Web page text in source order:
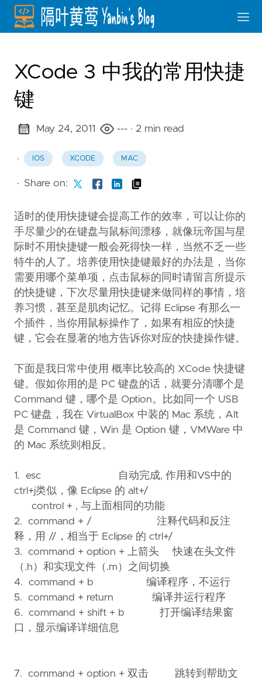
XCode 3 中我的常用快捷
键
May 24, 2011 --- · 2 min read
· IOS XCODE MAC
· Share on:
适时的使用快捷键会提高工作的效率，可以让你的
手尽量少的在键盘与鼠标间漂移，就像玩帝国与星
际时不用快捷键一般会死得快一样，当然不乏一些
特牛的人了。培养使用快捷键最好的办法是，当你
需要用哪个菜单项，点击鼠标的同时请留言所提示
的快捷键，下次尽量用快捷键来做同样的事情，培
养习惯，甚至是肌肉记忆。记得 Eclipse 有那么一
个插件，当你用鼠标操作了，如果有相应的快捷
键，它会在显著的地方告诉你对应的快捷操作键。
下面是我日常中使用 概率比较高的 XCode 快捷键
键。假如你用的是 PC 键盘的话，就要分清哪个是
Command 键，哪个是 Option。比如同一个 USB
PC 键盘，我在 VirtualBox 中装的 Mac 系统，Alt
是 Command 键，Win 是 Option 键，VMWare 中
的 Mac 系统则相反。
1. esc 自动完成, 作用和VS中的
ctrl+j类似，像 Eclipse 的 alt+/
control + , 与上面相同的功能
2. command + / 注释代码和反注
释，用 //，相当于 Eclipse 的 ctrl+/
3. command + option + 上箭头 快速在头文件
（.h）和实现文件（.m）之间切换
4. command + b 编译程序，不运行
5. command + return 编译并运行程序
6. command + shift + b 打开编译结果窗
口，显示编译详细信息
7. command + option + 双击 跳转到帮助文